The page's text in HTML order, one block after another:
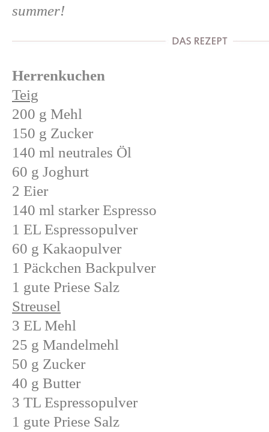
summer!
Herrenkuchen
Teig
200 g Mehl
150 g Zucker
140 ml neutrales Öl
60 g Joghurt
2 Eier
140 ml starker Espresso
1 EL Espressopulver
60 g Kakaopulver
1 Päckchen Backpulver
1 gute Priese Salz
Streusel
3 EL Mehl
25 g Mandelmehl
50 g Zucker
40 g Butter
3 TL Espressopulver
1 gute Priese Salz